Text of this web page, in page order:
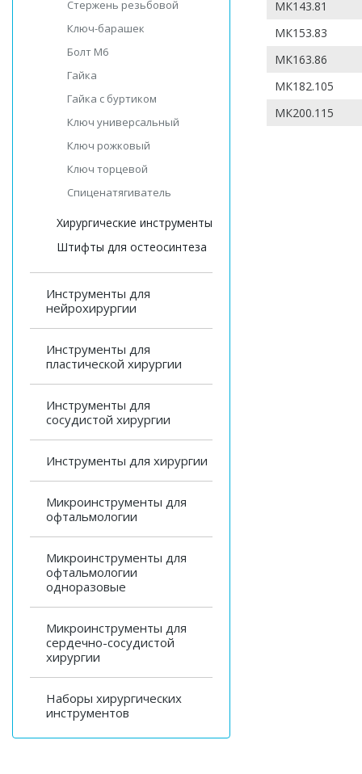
Стержень резьбовой
Ключ-барашек
Болт М6
Гайка
Гайка с буртиком
Ключ универсальный
Ключ рожковый
Ключ торцевой
Спиценатягиватель
Хирургические инструменты
Штифты для остеосинтеза
Инструменты для
нейрохирургии
Инструменты для
пластической хирургии
Инструменты для
сосудистой хирургии
Инструменты для хирургии
Микроинструменты для
офтальмологии
Микроинструменты для
офтальмологии
одноразовые
Микроинструменты для
сердечно-сосудистой
хирургии
Наборы хирургических
инструментов
MК143.81
MК153.83
MК163.86
MК182.105
MК200.115